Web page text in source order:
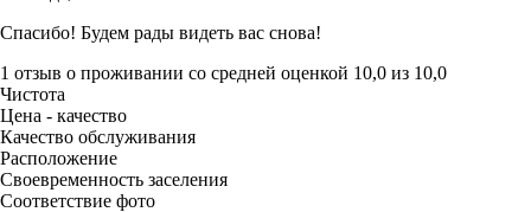
Спасибо! Будем рады видеть вас снова!
1 отзыв о проживании со средней оценкой 10,0 из 10,0
Чистота
Цена - качество
Качество обслуживания
Расположение
Своевременность заселения
Соответствие фото